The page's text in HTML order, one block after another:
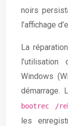
noirs
l’affichage
La
l’utilisation
Windows
démarrage.
bootrec /
les